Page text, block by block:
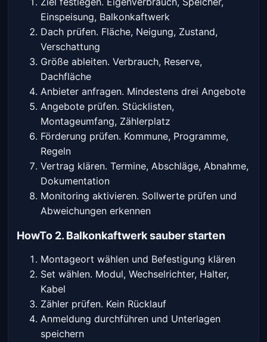
Einspeisung, Balkonkaftwerk
Dach prüfen. Fläche, Neigung, Zustand,
Verschattung
Größe ableiten. Verbrauch, Reserve,
Dachfläche
Anbieter anfragen. Mindestens drei Angebote
Angebote prüfen. Stücklisten,
Montageumfang, Zählerplatz
Förderung prüfen. Kommune, Programme,
Regeln
Vertrag klären. Termine, Abschläge, Abnahme,
Dokumentation
Monitoring aktivieren. Sollwerte prüfen und
Abweichungen erkennen
HowTo 2. Balkonkaftwerk sauber starten
Montageort wählen und Befestigung klären
Set wählen. Modul, Wechselrichter, Halter,
Kabel
Zähler prüfen. Kein Rücklauf
Anmeldung durchführen und Unterlagen
speichern